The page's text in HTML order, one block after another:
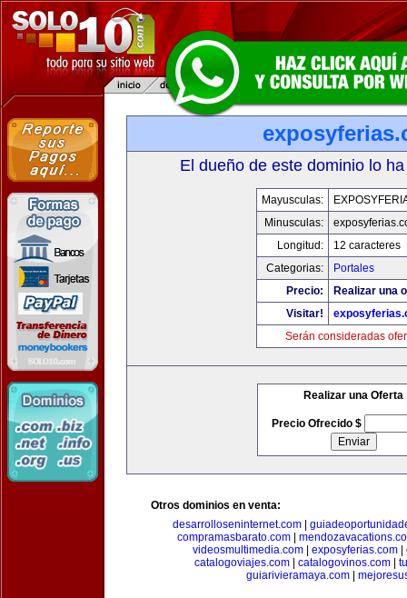
El dueño de este dominio lo
Mayusculas:
Minusculas:
Longitud:
12 caracteres
Categorias:
Portales
Precio:
Realizar una
Visitar!
Serán consideradas
Realizar una Oferta
Precio Ofrecido $
Otros dominios en venta:
desarrolloseninternet.com
compramasbarato.com|
videosmultimedia.com
exposyferias.com
catalogoviajes.com| catalogovinos.com|
guiarivieramaya.com